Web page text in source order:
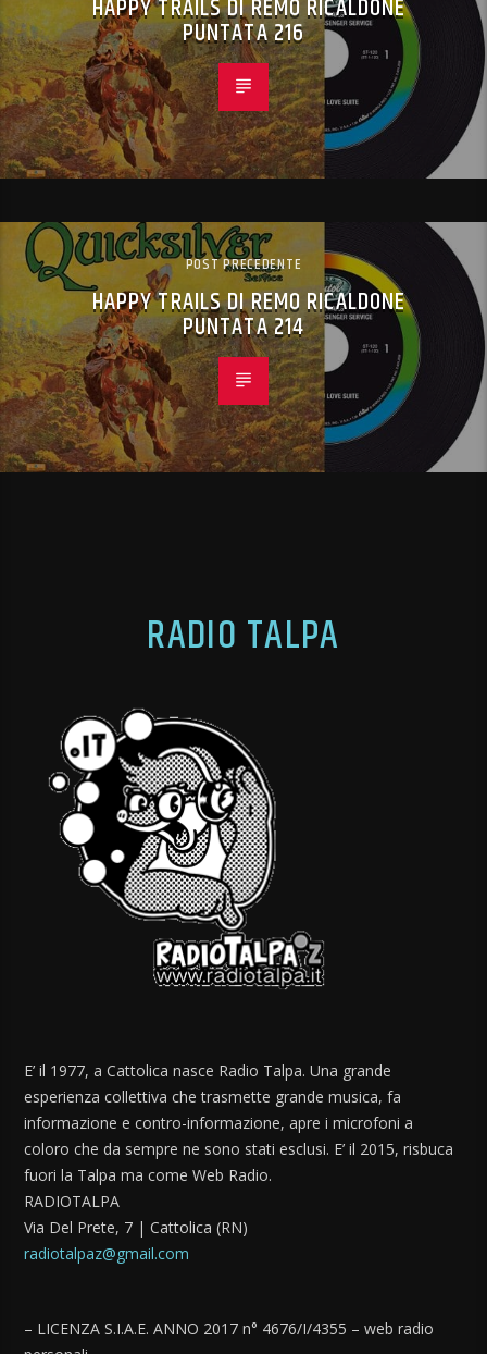
HAPPY TRAILS DI REMO RICALDONE
PUNTATA 216
POST PRECEDENTE
HAPPY TRAILS DI REMO RICALDONE
PUNTATA 214
RADIO TALPA
E’ il 1977, a Cattolica nasce Radio Talpa. Una grande
esperienza collettiva che trasmette grande musica, fa
informazione e contro-informazione, apre i microfoni a
coloro che da sempre ne sono stati esclusi. E’ il 2015, risbuca
fuori la Talpa ma come Web Radio.
RADIOTALPA
Via Del Prete, 7 | Cattolica (RN)
radiotalpaz@gmail.com
– LICENZA S.I.A.E. ANNO 2017 n° 4676/I/4355 – web radio